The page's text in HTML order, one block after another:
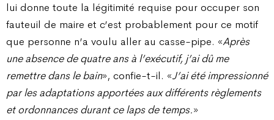
lui donne toute la légitimité requise pour occuper son
fauteuil de maire et c’est probablement pour ce motif
que personne n’a voulu aller au casse-pipe. «Après
une absence de quatre ans à l’exécutif, j’ai dû me
remettre dans le bain», confie-t-il. «J’ai été impressionné
par les adaptations apportées aux différents règlements
et ordonnances durant ce laps de temps.»